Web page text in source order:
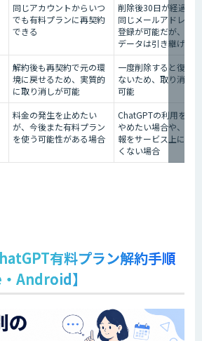
同じアカウントからいつ
でも有料プランに再契約
できる
削除後30日が経過す
同じメールアドレス
登録が可能だが、以
データは引き継げない
解約後も再契約で元の環
境に戻せるため、実質的
に取り消しが可能
一度削除すると復元
ないため、取り消し
可能
料金の発生を止めたい
が、今後また有料プラン
を使う可能性がある場合
ChatGPTの利用を完
やめたい場合や、個
報をサービス上に残
くない場合
有料プラン解約手順
Android】